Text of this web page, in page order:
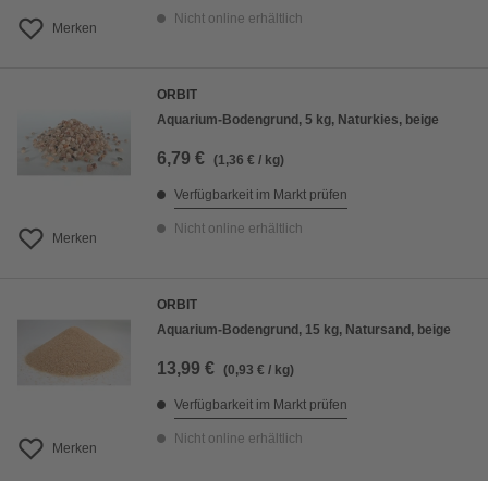
Merken
Nicht online erhältlich
Merken
ORBIT
Aquarium-Bodengrund, 5 kg, Naturkies, beige
6,79 € (1,36 € / kg)
Verfügbarkeit im Markt prüfen
Nicht online erhältlich
Merken
ORBIT
Aquarium-Bodengrund, 15 kg, Natursand, beige
13,99 € (0,93 € / kg)
Verfügbarkeit im Markt prüfen
Nicht online erhältlich